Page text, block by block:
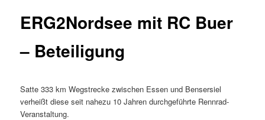
ERG2Nordsee mit RC Buer
– Beteiligung
Satte 333 km Wegstrecke zwischen Essen und Bensersiel
verheißt diese seit nahezu 10 Jahren durchgeführte Rennrad-
Veranstaltung.